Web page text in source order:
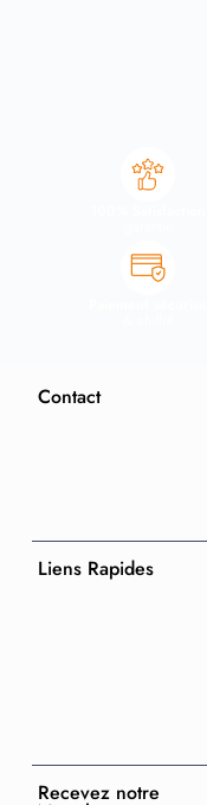
Contact
Liens Rapides
Recevez notre